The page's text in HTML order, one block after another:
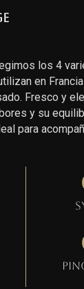
los 4
en
Fresco y
y su
para